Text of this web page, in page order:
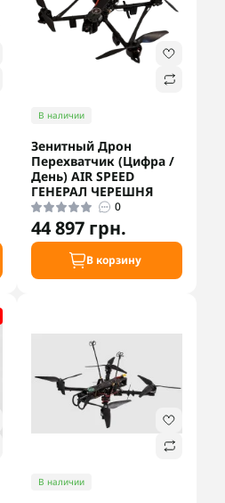
В наличии
Зенитный Дрон
Перехватчик (Цифра /
День) AIR SPEED
ГЕНЕРАЛ ЧЕРЕШНЯ
0
44 897 грн.
В корзину
В наличии